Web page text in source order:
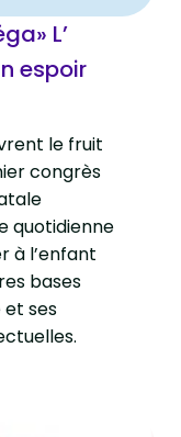
L’
espoir
le fruit
congrès
quotidienne
à l’enfant
bases
ses